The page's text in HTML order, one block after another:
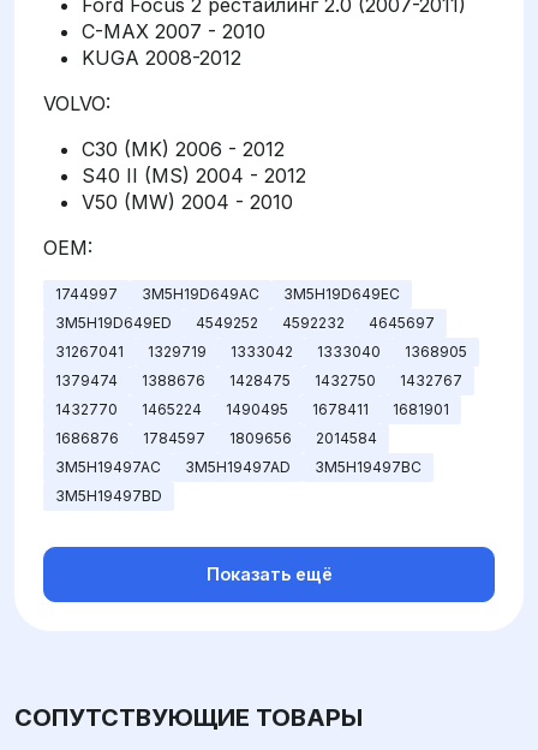
C-MAX 2007 - 2010
KUGA 2008-2012
VOLVO:
C30 (MK) 2006 - 2012
S40 II (MS) 2004 - 2012
V50 (MW) 2004 - 2010
OEM:
1744997 3M5H19D649AC
3M5H19D649EC
3M5H19D649ED
4549252 4592232
4645697
31267041
1329719 1333042 1333040
1368905
1379474
1388676 1428475 1432750
1432767
1432770
1465224 1490495 1678411
1681901
1686876
1784597 1809656
2014584
3M5H19497AC
3M5H19497AD
3M5H19497BC
3M5H19497BD
Показать ещё
СОПУТСТВУЮЩИЕ ТОВАРЫ